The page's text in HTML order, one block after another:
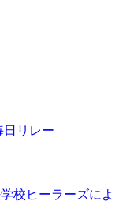
日リレー
校ヒーラーズによ